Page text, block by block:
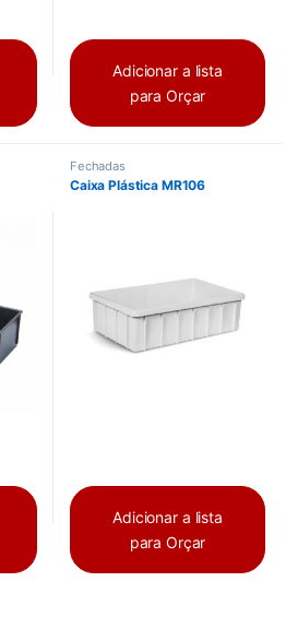
Adicionar a lista
para Orçar
Fechadas
Caixa Plástica MR106
Adicionar a lista
para Orçar